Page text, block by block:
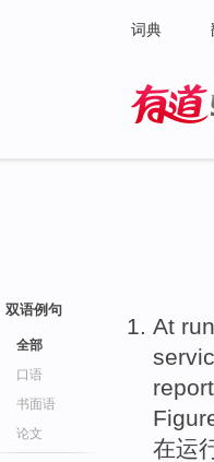
词典
双语例句
全部
口语
书面语
论文
At run
在运